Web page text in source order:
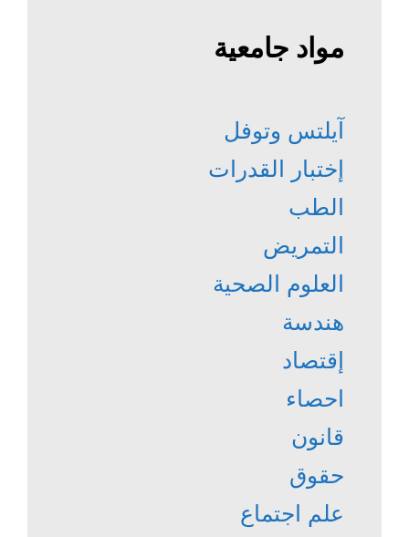
مواد جامعية
آيلتس وتوفل
إختبار القدرات
الطب
التمريض
العلوم الصحية
هندسة
إقتصاد
احصاء
قانون
حقوق
علم اجتماع